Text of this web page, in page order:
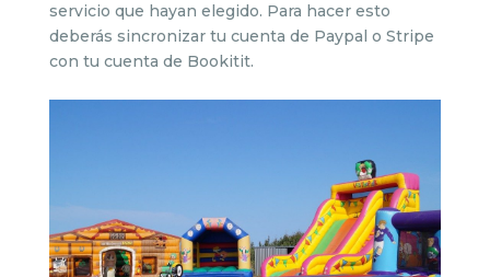
servicio que hayan elegido. Para hacer esto
deberás sincronizar tu cuenta de Paypal o Stripe
con tu cuenta de Bookitit.